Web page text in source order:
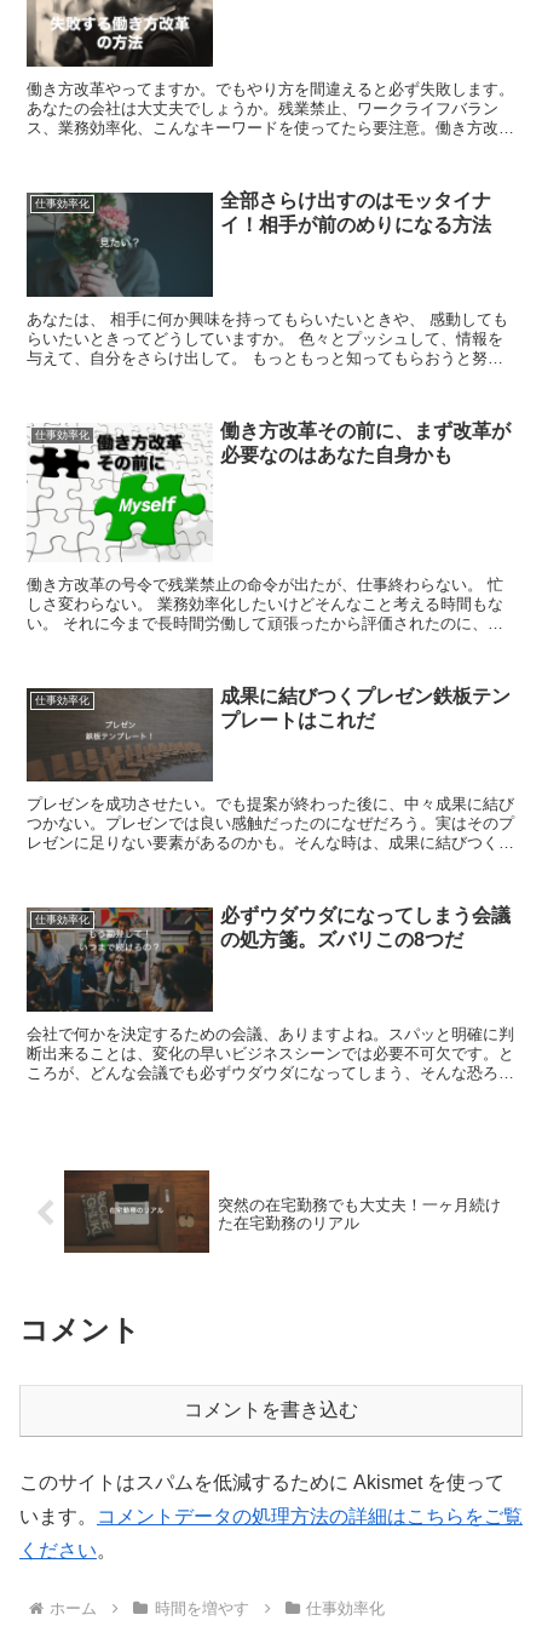
働き方改革やってますか。でもやり方を間違えると必ず失敗します。
あなたの会社は大丈夫でしょうか。残業禁止、ワークライフバラン
ス、業務効率化、こんなキーワードを使ってたら要注意。働き方改革
仕事効率化
全部さらけ出すのはモッタイナ
イ！相手が前のめりになる方法
あなたは、 相手に何か興味を持ってもらいたいときや、 感動しても
らいたいときってどうしていますか。 色々とプッシュして、情報を
与えて、自分をさらけ出して。 もっともっと知ってもらおうと努力
仕事効率化
働き方改革その前に、まず改革が
必要なのはあなた自身かも
働き方改革の号令で残業禁止の命令が出たが、仕事終わらない。 忙
しさ変わらない。 業務効率化したいけどそんなこと考える時間もな
い。 それに今まで長時間労働して頑張ったから評価されたのに、今
仕事効率化
成果に結びつくプレゼン鉄板テン
プレートはこれだ
プレゼンを成功させたい。でも提案が終わった後に、中々成果に結び
つかない。プレゼンでは良い感触だったのになぜだろう。実はそのプ
レゼンに足りない要素があるのかも。そんな時は、成果に結びつくプ
仕事効率化
必ずウダウダになってしまう会議
の処方箋。ズバリこの8つだ
会社で何かを決定するための会議、ありますよね。スパッと明確に判
断出来ることは、変化の早いビジネスシーンでは必要不可欠です。と
ころが、どんな会議でも必ずウダウダになってしまう、そんな恐ろし
突然の在宅勤務でも大丈夫！一ヶ月続け
た在宅勤務のリアル
コメント
コメントを書き込む
このサイトはスパムを低減するために Akismet を使って
います。
コメントデータの処理方法の詳細はこちらをご覧
ください。
ホーム 時間を増やす 仕事効率化